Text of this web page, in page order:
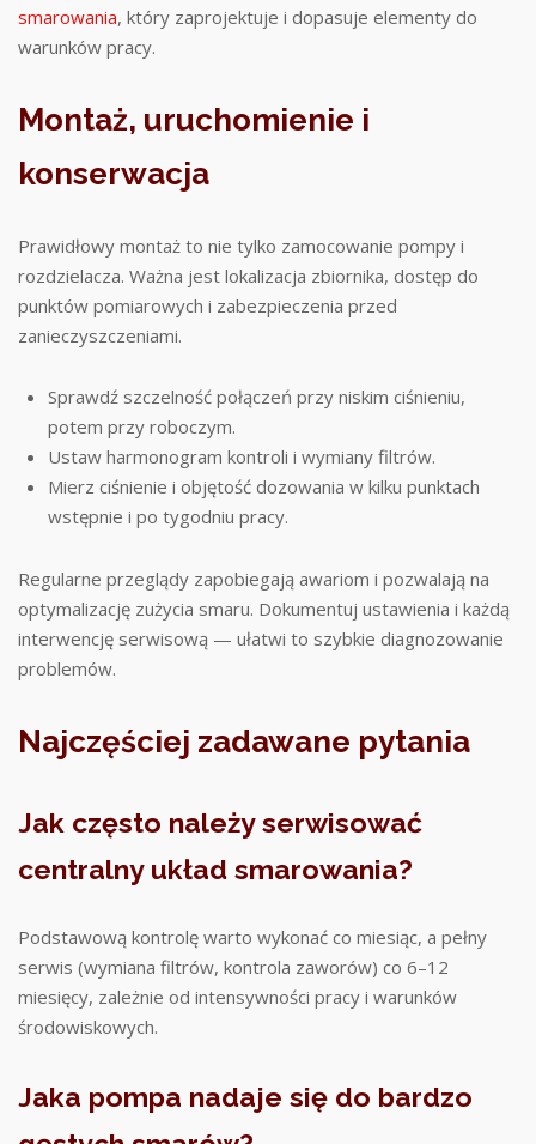
smarowania, który zaprojektuje i dopasuje elementy do
warunków pracy.
Montaż, uruchomienie i
konserwacja
Prawidłowy montaż to nie tylko zamocowanie pompy i
rozdzielacza. Ważna jest lokalizacja zbiornika, dostęp do
punktów pomiarowych i zabezpieczenia przed
zanieczyszczeniami.
Sprawdź szczelność połączeń przy niskim ciśnieniu,
potem przy roboczym.
Ustaw harmonogram kontroli i wymiany filtrów.
Mierz ciśnienie i objętość dozowania w kilku punktach
wstępnie i po tygodniu pracy.
Regularne przeglądy zapobiegają awariom i pozwalają na
optymalizację zużycia smaru. Dokumentuj ustawienia i każdą
interwencję serwisową — ułatwi to szybkie diagnozowanie
problemów.
Najczęściej zadawane pytania
Jak często należy serwisować
centralny układ smarowania?
Podstawową kontrolę warto wykonać co miesiąc, a pełny
serwis (wymiana filtrów, kontrola zaworów) co 6–12
miesięcy, zależnie od intensywności pracy i warunków
środowiskowych.
Jaka pompa nadaje się do bardzo